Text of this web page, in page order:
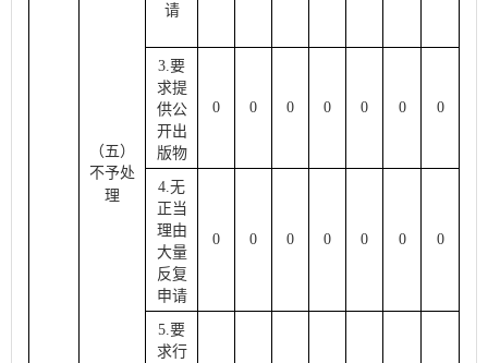
（五）
不予处
理
请
3.要
求提
供公
开出
版物
0 0 0 0 0 0 0
4.无
正当
理由
大量
反复
申请
0 0 0 0 0 0 0
5.要
求行